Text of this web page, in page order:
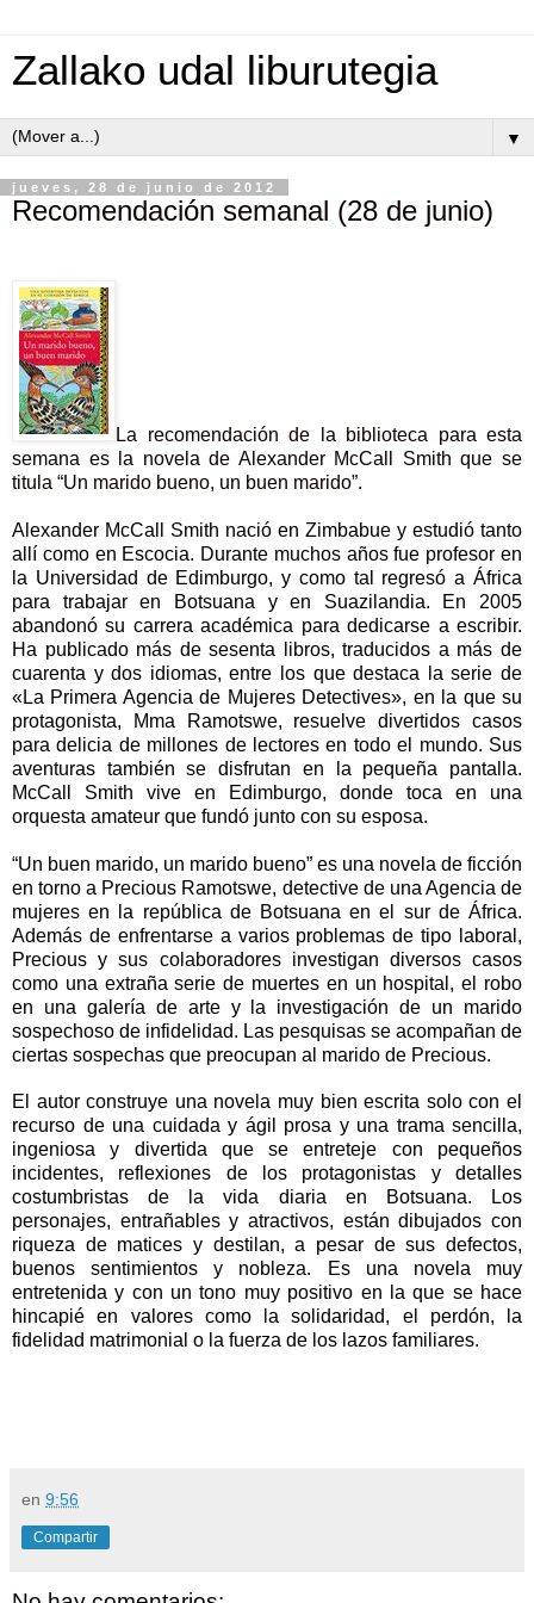
Zallako udal liburutegia
▼
jueves, 28 de junio de 2012
Recomendación semanal (28 de junio)
La recomendación de la biblioteca para esta
semana es la novela de Alexander McCall Smith que se
titula “Un marido bueno, un buen marido”.
Alexander McCall Smith nació en Zimbabue y estudió tanto
allí como en Escocia. Durante muchos años fue profesor en
la Universidad de Edimburgo, y como tal regresó a África
para trabajar en Botsuana y en Suazilandia. En 2005
abandonó su carrera académica para dedicarse a escribir.
Ha publicado más de sesenta libros, traducidos a más de
cuarenta y dos idiomas, entre los que destaca la serie de
«La Primera Agencia de Mujeres Detectives», en la que su
protagonista, Mma Ramotswe, resuelve divertidos casos
para delicia de millones de lectores en todo el mundo. Sus
aventuras también se disfrutan en la pequeña pantalla.
McCall Smith vive en Edimburgo, donde toca en una
orquesta amateur que fundó junto con su esposa.
“Un buen marido, un marido bueno” es una novela de ficción
en torno a Precious Ramotswe, detective de una Agencia de
mujeres en la república de Botsuana en el sur de África.
Además de enfrentarse a varios problemas de tipo laboral,
Precious y sus colaboradores investigan diversos casos
como una extraña serie de muertes en un hospital, el robo
en una galería de arte y la investigación de un marido
sospechoso de infidelidad. Las pesquisas se acompañan de
ciertas sospechas que preocupan al marido de Precious.
El autor construye una novela muy bien escrita solo con el
recurso de una cuidada y ágil prosa y una trama sencilla,
ingeniosa y divertida que se entreteje con pequeños
incidentes, reflexiones de los protagonistas y detalles
costumbristas de la vida diaria en Botsuana. Los
personajes, entrañables y atractivos, están dibujados con
riqueza de matices y destilan, a pesar de sus defectos,
buenos sentimientos y nobleza. Es una novela muy
entretenida y con un tono muy positivo en la que se hace
hincapié en valores como la solidaridad, el perdón, la
fidelidad matrimonial o la fuerza de los lazos familiares.
en 9:56
Compartir